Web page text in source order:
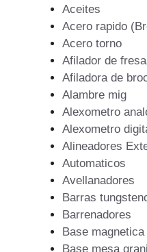
Aceites
Acero rapido
Acero torno
Afilador de
Afiladora de
Alambre mig
Alexometro
Alexometro
Alineadores
Automaticos
Avellanadores
Barras
Barrenadores
Base magnetica
Base mesa